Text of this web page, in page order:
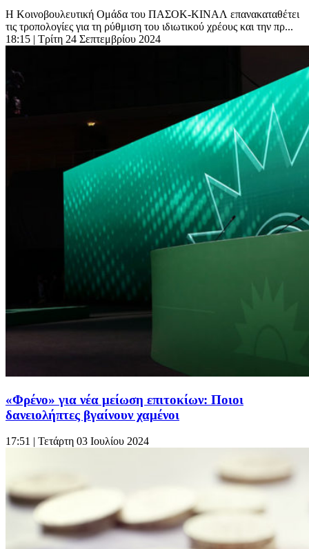
Η Κοινοβουλευτική Ομάδα του ΠΑΣΟΚ-ΚΙΝΑΛ επανακαταθέτει
τις τροπολογίες για τη ρύθμιση του ιδιωτικού χρέους και την πρ...
18:15 | Τρίτη 24 Σεπτεμβρίου 2024
«Φρένο» για νέα μείωση επιτοκίων: Ποιοι
δανειολήπτες βγαίνουν χαμένοι
17:51 | Τετάρτη 03 Ιουλίου 2024